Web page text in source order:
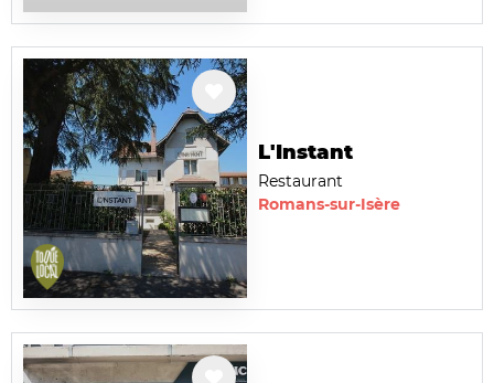
L'Instant
Restaurant
Romans-sur-Isère